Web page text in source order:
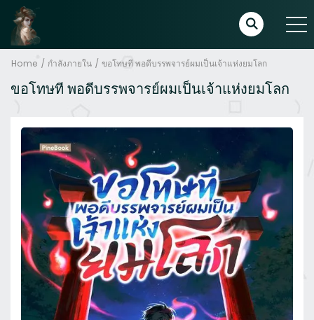
Home กำลังภายใน ขอโทษที พอดีบรรพจารย์ผมเป็นเจ้าแห่งยมโลก
ขอโทษที พอดีบรรพจารย์ผมเป็นเจ้าแห่งยมโลก